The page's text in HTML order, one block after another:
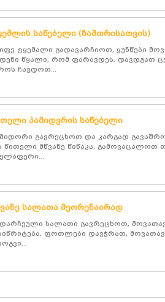
საწებელი (ზამთრისათვის)
ტყემალი გადავარჩიოთ, ყუნწები
წყალი, რომ ფარავდეს. დავდგათ
ჩავდოთ...
პამიდვრის საწებელი
გავრეცხოთ და კარგად
წითელი მწვანე წიწაკა,
სალათა მეორენაირად
სალათი გავრეცხოთ,
ფოთლები დავჭრათ,